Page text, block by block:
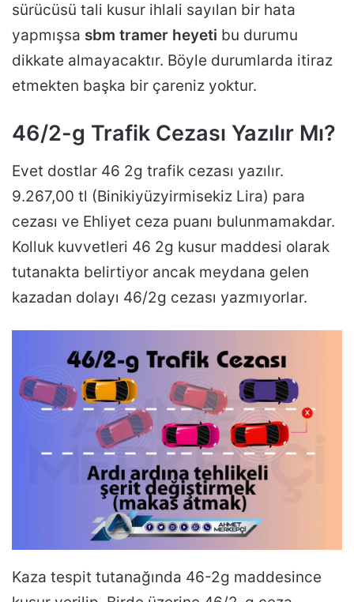
sürücüsü tali kusur ihlali sayılan bir hata
yapmışsa sbm tramer heyeti bu durumu
dikkate almayacaktır. Böyle durumlarda itiraz
etmekten başka bir çareniz yoktur.
46/2-g Trafik Cezası Yazılır Mı?
Evet dostlar 46 2g trafik cezası yazılır.
9.267,00 tl (Binikiyüzyirmisekiz Lira) para
cezası ve Ehliyet ceza puanı bulunmamakdar.
Kolluk kuvvetleri 46 2g kusur maddesi olarak
tutanakta belirtiyor ancak meydana gelen
kazadan dolayı 46/2g cezası yazmıyorlar.
Kaza tespit tutanağında 46-2g maddesince